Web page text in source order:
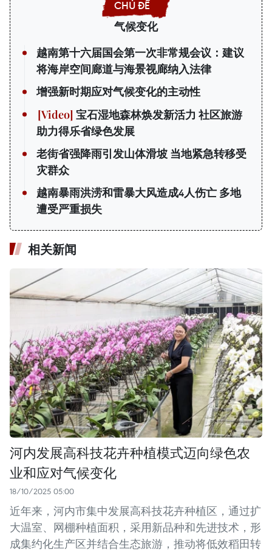
气候变化
越南第十六届国会第一次非常规会议：建议
将海岸空间廊道与海景视廊纳入法律
增强新时期应对气候变化的主动性
宝石湿地森林焕发新活力 社区旅游
助力得乐省绿色发展
老街省强降雨引发山体滑坡 当地紧急转移受
灾群众
越南暴雨洪涝和雷暴大风造成4人伤亡 多地
遭受严重损失
相关新闻
河内发展高科技花卉种植模式迈向绿色农
业和应对气候变化
18/10/2025 05:00
近年来，河内市集中发展高科技花卉种植区，通过扩
大温室、网棚种植面积，采用新品种和先进技术，形
成集约化生产区并结合生态旅游，推动将低效稻田转